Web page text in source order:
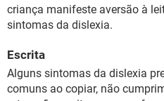
criança manifeste aversão à
sintomas da dislexia.
Escrita
Alguns sintomas da dislexia
comuns ao copiar, não